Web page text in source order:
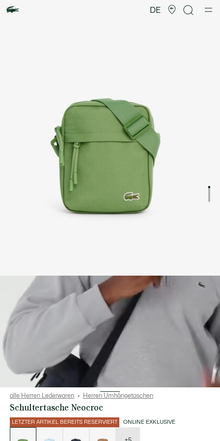
DE
alle Herren Lederwaren Herren Umhängetaschen
Schultertasche Neocroc
LETZTER ARTIKEL BEREITS RESERVIERT ONLINE EXKLUSIVE
Varianten